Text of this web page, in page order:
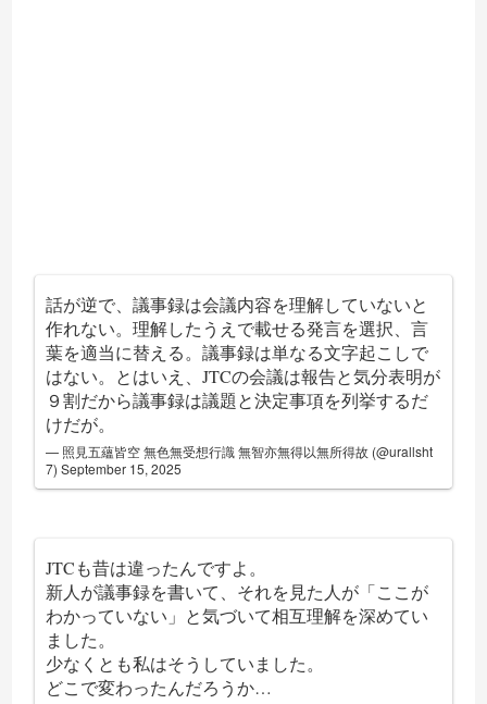
話が逆で、議事録は会議内容を理解していないと
作れない。理解したうえで載せる発言を選択、言
葉を適当に替える。議事録は単なる文字起こしで
はない。とはいえ、JTCの会議は報告と気分表明が
９割だから議事録は議題と決定事項を列挙するだ
けだが。
— 照見五蘊皆空 無色無受想行識 無智亦無得以無所得故 (@urallsht
7)September 15, 2025
JTCも昔は違ったんですよ。
新人が議事録を書いて、それを見た人が「ここが
わかっていない」と気づいて相互理解を深めてい
ました。
少なくとも私はそうしていました。
どこで変わったんだろうか…